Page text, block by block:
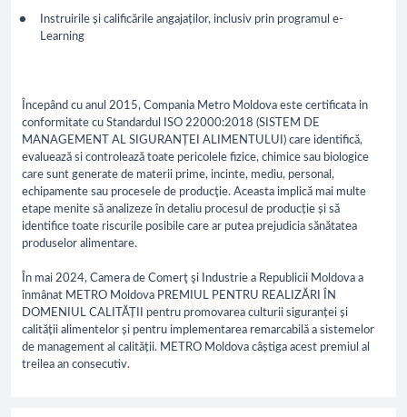
Instruirile și calificările angajaților, inclusiv prin programul e-
Learning
Începând cu anul 2015, Compania Metro Moldova este certificata in
conformitate cu Standardul ISO 22000:2018 (SISTEM DE
MANAGEMENT AL SIGURANȚEI ALIMENTULUI) care identifică,
evaluează si controlează toate pericolele fizice, chimice sau biologice
care sunt generate de materii prime, incinte, mediu, personal,
echipamente sau procesele de producţie. Aceasta implică mai multe
etape menite să analizeze în detaliu procesul de producție și să
identifice toate riscurile posibile care ar putea prejudicia sănătatea
produselor alimentare.
În mai 2024, Camera de Comerţ şi Industrie a Republicii Moldova a
înmânat METRO Moldova PREMIUL PENTRU REALIZĂRI ÎN
DOMENIUL CALITĂȚII pentru promovarea culturii siguranței și
calității alimentelor și pentru implementarea remarcabilă a sistemelor
de management al calității. METRO Moldova câștiga acest premiul al
treilea an consecutiv.